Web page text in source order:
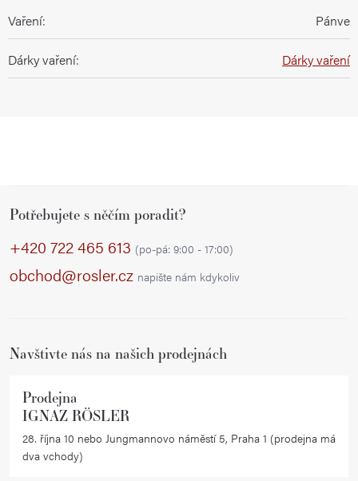
Vaření: Pánve
Dárky vaření: Dárky vaření
Potřebujete s něčím poradit?
+420 722 465 613 (po-pá: 9:00 - 17:00)
obchod@rosler.cz napište nám kdykoliv
Navštivte nás na našich prodejnách
Prodejna
IGNAZ RÖSLER
28. října 10 nebo Jungmannovo náměstí 5, Praha 1 (prodejna má
dva vchody)